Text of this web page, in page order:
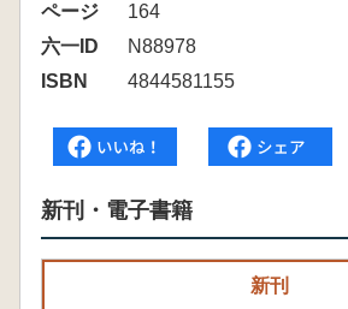
ページ
164
六一ID
N88978
ISBN
4844581155
新刊・電子書籍
新刊